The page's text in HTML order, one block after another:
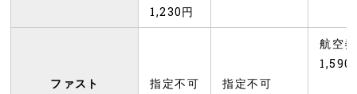
1,230円
ファスト 指定不可 指定不可
航空
1,590